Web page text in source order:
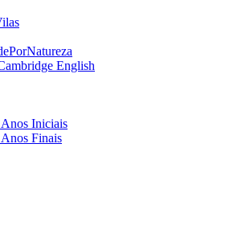
English
Iniciais
Finais